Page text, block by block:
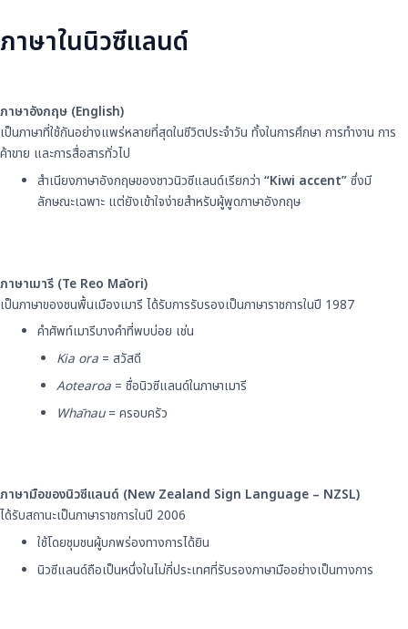
ภาษาในนิวซีแลนด์
ภาษาอังกฤษ (English)
เป็นภาษาที่ใช้กันอย่างแพร่หลายที่สุดในชีวิตประจำวัน ทั้งในการศึกษา การทำงาน การ
ค้าขาย และการสื่อสารทั่วไป
สำเนียงภาษาอังกฤษของชาวนิวซีแลนด์เรียกว่า“Kiwi accent”ซึ่งมี
ลักษณะเฉพาะ แต่ยังเข้าใจง่ายสำหรับผู้พูดภาษาอังกฤษ
ภาษาเมารี (Te Reo Māori)
เป็นภาษาของชนพื้นเมืองเมารี ได้รับการรับรองเป็นภาษาราชการในปี 1987
คำศัพท์เมารีบางคำที่พบบ่อย เช่น
Kia ora= สวัสดี
Aotearoa= ชื่อนิวซีแลนด์ในภาษาเมารี
Whānau= ครอบครัว
ภาษามือของนิวซีแลนด์ (New Zealand Sign Language – NZSL)
ได้รับสถานะเป็นภาษาราชการในปี 2006
ใช้โดยชุมชนผู้บกพร่องทางการได้ยิน
นิวซีแลนด์ถือเป็นหนึ่งในไม่กี่ประเทศที่รับรองภาษามืออย่างเป็นทางการ